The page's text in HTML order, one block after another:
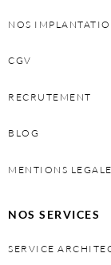
NOS
CGV
RECRUTEMENT
BLOG
MENTIONS
NOS SERVICES
SERVICE